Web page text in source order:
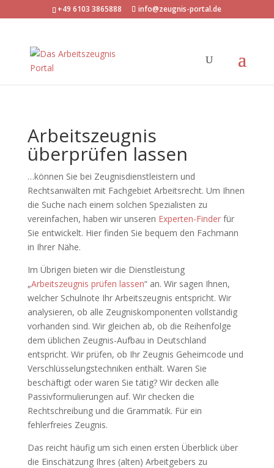
+49 6103 3865888 info@zeugnis-portal.de
Arbeitszeugnis
überprüfen lassen
…können Sie bei Zeugnisdienstleistern und
Rechtsanwälten mit Fachgebiet Arbeitsrecht. Um Ihnen
die Suche nach einem solchen Spezialisten zu
vereinfachen, haben wir unseren Experten-Finderfür
Sie entwickelt. Hier finden Sie bequem den Fachmann
in Ihrer Nähe.
Im Übrigen bieten wir die Dienstleistung
„Arbeitszeugnis prüfen lassen“ an. Wir sagen Ihnen,
welcher Schulnote Ihr Arbeitszeugnis entspricht. Wir
analysieren, ob alle Zeugniskomponenten vollständig
vorhanden sind. Wir gleichen ab, ob die Reihenfolge
dem üblichen Zeugnis-Aufbau in Deutschland
entspricht. Wir prüfen, ob Ihr Zeugnis Geheimcode und
Verschlüsselungstechniken enthält. Waren Sie
beschäftigt oder waren Sie tätig? Wir decken alle
Passivformulierungen auf. Wir checken die
Rechtschreibung und die Grammatik. Für ein
fehlerfreies Zeugnis.
Das reicht häufig um sich einen ersten Überblick über
die Einschätzung Ihres (alten) Arbeitgebers zu